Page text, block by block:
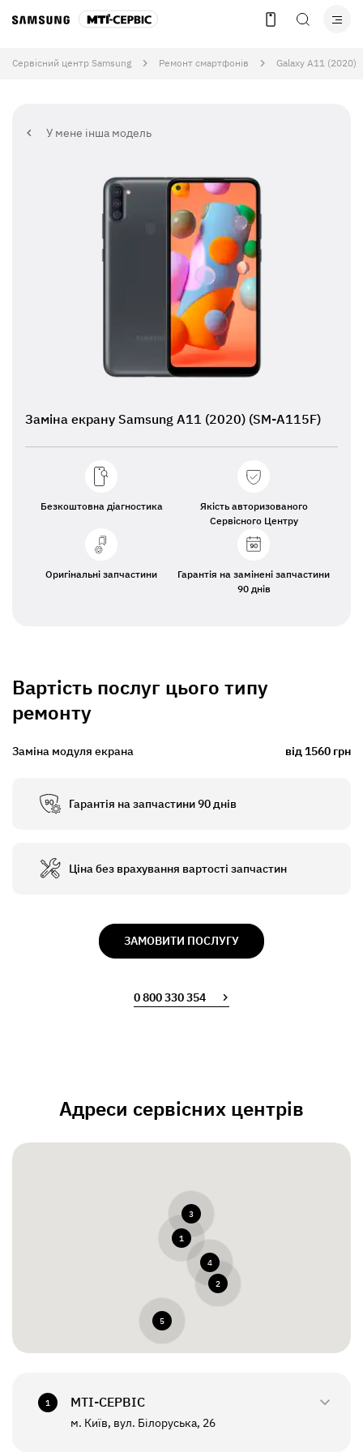
Сервісний центр Samsung Ремонт смартфонів Galaxy A11 (2020)
У мене інша модель
Заміна екрану Samsung А11 (2020) (SM-A115F)
Безкоштовна діагностика
Якість авторизованого
Сервісного Центру
Оригінальні запчастини
Гарантія на замінені запчастини
90 днів
Вартість послуг цього типу
ремонту
Заміна модуля екрана від 1560 грн
Гарантія на запчастини 90 днів
Ціна без врахування вартості запчастин
ЗАМОВИТИ ПОСЛУГУ
0 800 330 354
Адреси сервісних центрів
1
2
3
4
5
1 МТI-СЕРВІС
м. Київ, вул. Білоруська, 26